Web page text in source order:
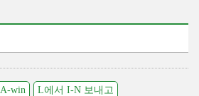
A-win L에서 I-N 보내고